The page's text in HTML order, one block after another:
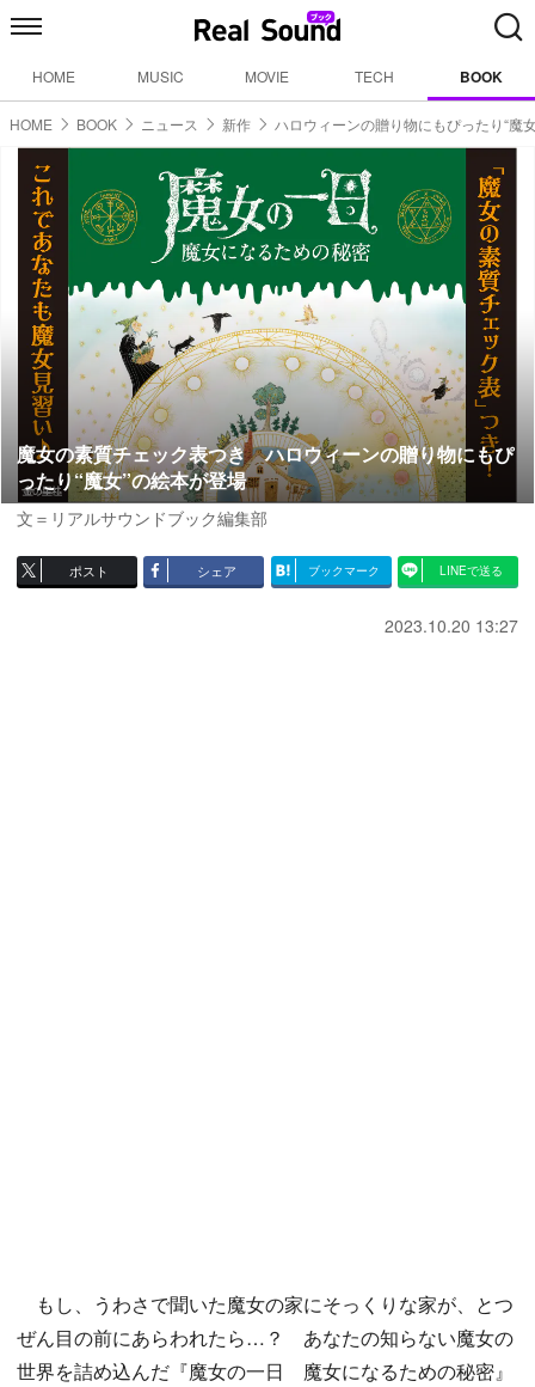
HOME MUSIC MOVIE TECH BOOK
HOME BOOK ニュース 新作 ハロウィーンの贈り物にもぴったり“魔
魔女の素質チェック表つき ハロウィーンの贈り物にもぴ
ったり“魔女”の絵本が登場
文＝リアルサウンドブック編集部
ポスト シェア ブックマーク LINEで送る
2023.10.20 13:27
もし、うわさで聞いた魔女の家にそっくりな家が、とつ
ぜん目の前にあらわれたら…？ あなたの知らない魔女の
世界を詰め込んだ『魔女の一日 魔女になるための秘密』